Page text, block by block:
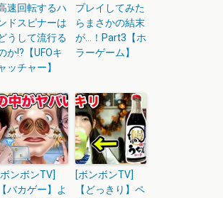
速回転するハ
ドスピナーは
うして流行る
か!?【UFOキ
ッチャー】
プレイしてみた
らまさかの結末
が…！Part3【ホ
ラーゲーム】
ンボンTV]
【バカゲー】よ
[ボンボンTV]
【どっきり】ペ